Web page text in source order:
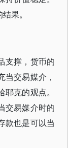
果。
支撑，货币的
交易媒介，
克的观点。
交易媒介时的
款也是可以当